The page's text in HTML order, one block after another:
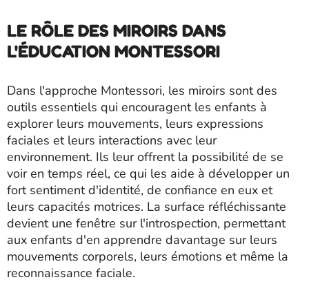
LE RÔLE DES MIROIRS DANS
L'ÉDUCATION MONTESSORI
Dans l'approche Montessori, les miroirs sont des
outils essentiels qui encouragent les enfants à
explorer leurs mouvements, leurs expressions
faciales et leurs interactions avec leur
environnement. Ils leur offrent la possibilité de se
voir en temps réel, ce qui les aide à développer un
fort sentiment d'identité, de confiance en eux et
leurs capacités motrices. La surface réfléchissante
devient une fenêtre sur l'introspection, permettant
aux enfants d'en apprendre davantage sur leurs
mouvements corporels, leurs émotions et même la
reconnaissance faciale.